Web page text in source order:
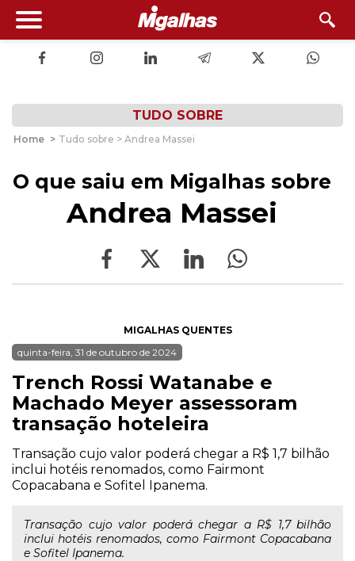
TUDO SOBRE
Home > Tudo sobre > Andrea Massei
O que saiu em Migalhas sobre
Andrea Massei
MIGALHAS QUENTES
quinta-feira, 31 de outubro de 2024
Trench Rossi Watanabe e
Machado Meyer assessoram
transação hoteleira
Transação cujo valor poderá chegar a R$ 1,7 bilhão
inclui hotéis renomados, como Fairmont
Copacabana e Sofitel Ipanema.
Transação cujo valor poderá chegar a R$ 1,7 bilhão
inclui hotéis renomados, como Fairmont Copacabana
e Sofitel Ipanema.